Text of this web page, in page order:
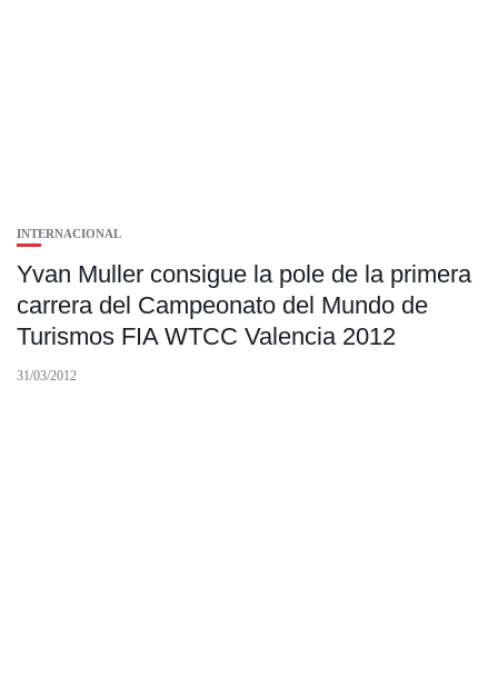
INTERNACIONAL
Yvan Muller consigue la pole de la primera
carrera del Campeonato del Mundo de
Turismos FIA WTCC Valencia 2012
31/03/2012